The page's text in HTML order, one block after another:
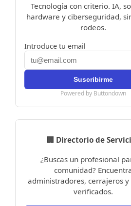
Tecnología con criterio. IA,
hardware y ciberseguridad,
rodeos.
Introduce tu email
Powered by Buttondown
🏢 Directorio de
¿Buscas un profesional
comunidad?
administradores, cerrajeros y
verificados.